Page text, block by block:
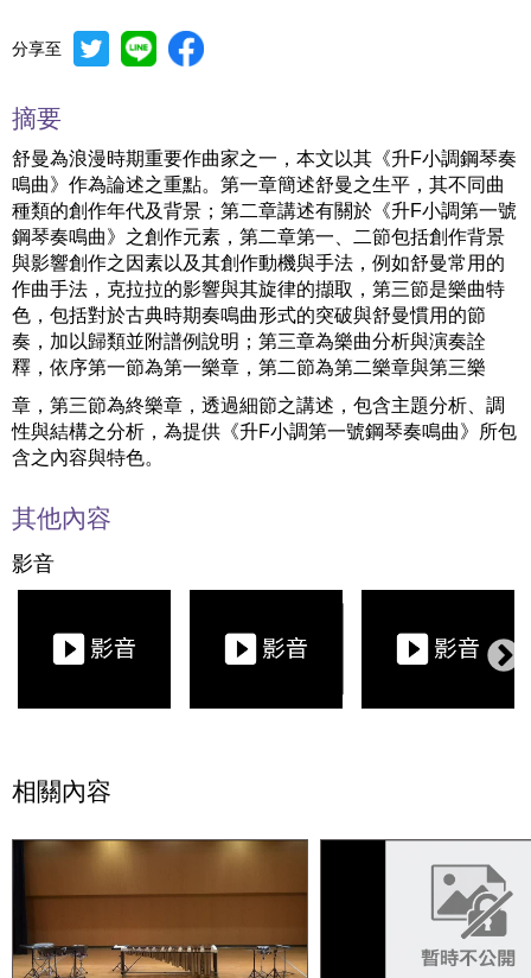
分享至
摘要
舒曼為浪漫時期重要作曲家之一，本文以其《升F小調鋼琴奏
鳴曲》作為論述之重點。第一章簡述舒曼之生平，其不同曲
種類的創作年代及背景；第二章講述有關於《升F小調第一號
鋼琴奏鳴曲》之創作元素，第二章第一、二節包括創作背景
與影響創作之因素以及其創作動機與手法，例如舒曼常用的
作曲手法，克拉拉的影響與其旋律的擷取，第三節是樂曲特
色，包括對於古典時期奏鳴曲形式的突破與舒曼慣用的節
奏，加以歸類並附譜例說明；第三章為樂曲分析與演奏詮
釋，依序第一節為第一樂章，第二節為第二樂章與第三樂
章，第三節為終樂章，透過細節之講述，包含主題分析、調
性與結構之分析，為提供《升F小調第一號鋼琴奏鳴曲》所包
含之內容與特色。
其他內容
影音
相關內容